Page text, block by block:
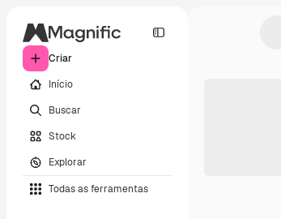
Criar
Início
Buscar
Stock
Explorar
Todas as ferramentas